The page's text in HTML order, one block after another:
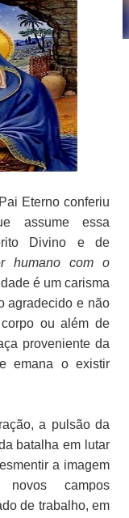
Eterno conferiu
assume essa
Divino e de
humano com o
é um carisma
agradecido e não
ou além de
proveniente da
emana o existir
a pulsão da
batalha em lutar
a imagem
campos
de trabalho, em